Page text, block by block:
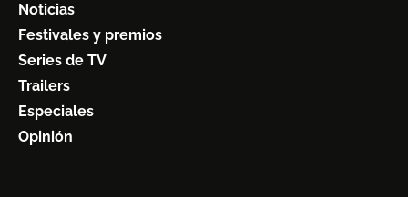
Noticias
Festivales y premios
Series de TV
Trailers
Especiales
Opinión